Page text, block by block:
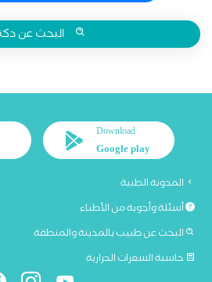
البحث عن
Download
Google play
المدونة الطبية
أسئلة وأجوبة من الأطباء
البحث عن طبيب بالمدينة والمنطقة
حاسبة السعرات الحرارية